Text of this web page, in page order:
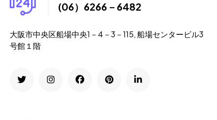
(06）6266－6482
大阪市中央区船場中央1－4－3－115, 船場センタービル3
号館１階